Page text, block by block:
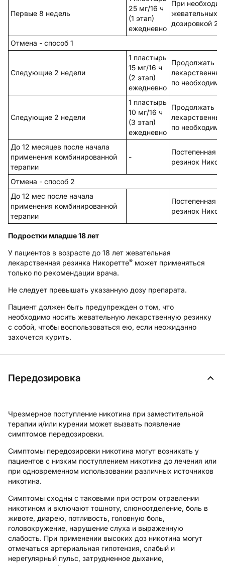
Первые 8 недель
25 мг/16 ч
(1 этап)
ежедневно
При
жевательных
дозировкой 2
Отмена - способ 1
Следующие 2 недели
1 пластырь
15 мг/16 ч
(2 этап)
ежедневно
Продолжать
по
Следующие 2 недели
1 пластырь
10 мг/16 ч
(3 этап)
ежедневно
Продолжать
по
До 12 месяцев после начала
применения комбинированной
терапии
-
Постепенная
резинок
Отмена - способ 2
До 12 мес после начала
применения комбинированной
терапии
Постепенная
резинок
Подростки младше 18 лет
У пациентов в возрасте до 18 лет жевательная
лекарственная резинка Никоретте® может применяться
только по рекомендации врача.
Не следует превышать указанную дозу препарата.
Пациент должен быть предупрежден о том, что
необходимо носить жевательную лекарственную резинку
с собой, чтобы воспользоваться ею, если неожиданно
захочется курить.
Передозировка
Чрезмерное поступление никотина при заместительной
терапии и/или курении может вызвать появление
симптомов передозировки.
Симптомы передозировки никотина могут возникать у
пациентов с низким поступлением никотина до лечения или
при одновременном использовании различных источников
никотина.
Симптомы сходны с таковыми при остром отравлении
никотином и включают тошноту, слюноотделение, боль в
животе, диарею, потливость, головную боль,
головокружение, нарушение слуха и выраженную
слабость. При применении высоких доз никотина могут
отмечаться артериальная гипотензия, слабый и
нерегулярный пульс, затрудненное дыхание,